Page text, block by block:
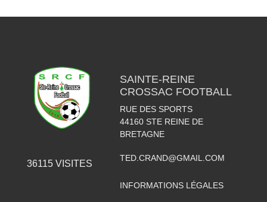
36115 VISITES
SAINTE-REINE
CROSSAC FOOTBALL
RUE DES SPORTS
44160 STE REINE DE
BRETAGNE
TED.CRAND@GMAIL.COM
INFORMATIONS LÉGALES